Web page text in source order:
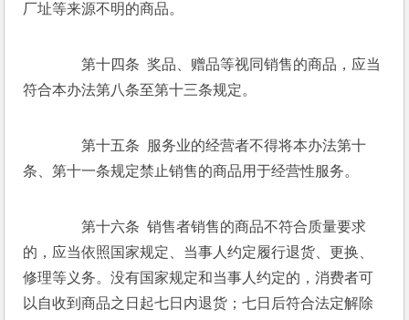
厂址等来源不明的商品。
第十四条  奖品、赠品等视同销售的商品，应当
符合本办法第八条至第十三条规定。
第十五条  服务业的经营者不得将本办法第十
条、第十一条规定禁止销售的商品用于经营性服务。
第十六条  销售者销售的商品不符合质量要求
的，应当依照国家规定、当事人约定履行退货、更换、
修理等义务。没有国家规定和当事人约定的，消费者可
以自收到商品之日起七日内退货；七日后符合法定解除